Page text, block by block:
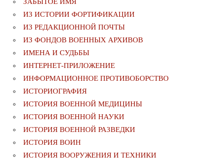
ИЗ ИСТОРИИ ФОРТИФИКАЦИИ
ИЗ РЕДАКЦИОННОЙ ПОЧТЫ
ИЗ ФОНДОВ ВОЕННЫХ АРХИВОВ
ИМЕНА И СУДЬБЫ
ИНТЕРНЕТ-ПРИЛОЖЕНИЕ
ИНФОРМАЦИОННОЕ ПРОТИВОБОРСТВО
ИСТОРИОГРАФИЯ
ИСТОРИЯ ВОЕННОЙ МЕДИЦИНЫ
ИСТОРИЯ ВОЕННОЙ НАУКИ
ИСТОРИЯ ВОЕННОЙ РАЗВЕДКИ
ИСТОРИЯ ВОИН
ИСТОРИЯ ВООРУЖЕНИЯ И ТЕХНИКИ